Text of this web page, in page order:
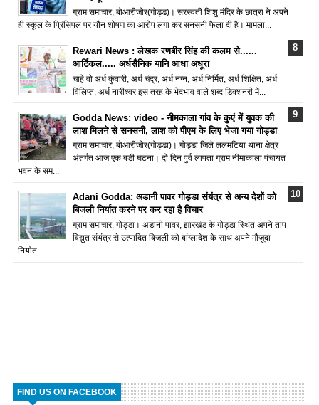
ग्राम समाचार, बोआरीजोर(गोड्ड)। सरस्वती शिशु मंदिर के छात्रा ने अपने
ही स्कूल के प्रिंसिपल पर यौन शोषण का आरोप लगा कर सनसनी फैला दी है। मामला...
Rewari News : लेखक रणबीर सिंह की कलम से......
आर्टिकल..... अर्धसैनिक यानि आधा अधूरा
चाहे वो अर्ध कुंवारी, अर्ध चंद्र, अर्ध नग्न, अर्ध निर्मित, अर्ध शिक्षित, अर्ध
विलिप्त, अर्ध नारीश्वर इस तरह के भेदभाव वाले शब्द डिक्शनरी में...
Godda News: video - नीमकाला गांव के कुएं में युवक की
लाश मिलने से सनसनी, लाश को पीएम के लिए भेजा गया गोड्डा
ग्राम समाचार, बोआरीजोर(गोड्डा)। गोड्डा जिले ललमटिया थाना क्षेत्र
अंतर्गत आज एक बड़ी घटना। दो दिन पुर्व लापता ग्राम नीमाकाला पंचायत
भवन के सम...
Adani Godda: अडानी पावर गोड्डा संयंत्र से अन्य देशों को
बिजली निर्यात करने पर कर रहा है विचार
ग्राम समाचार, गोड्डा। अडानी पावर, झारखंड के गोड्डा स्थित अपने ताप
विद्युत संयंत्र से उत्पादित बिजली को बांग्लादेश के साथ अपने मौजूदा
निर्यात...
FIND US ON FACEBOOK